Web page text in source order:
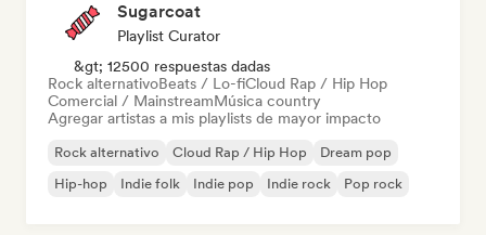
Sugarcoat
Playlist Curator
&gt; 12500 respuestas dadas
Rock alternativoBeats / Lo-fiCloud Rap / Hip Hop
Comercial / MainstreamMúsica country
Agregar artistas a mis playlists de mayor impacto
Rock alternativo Cloud Rap / Hip Hop
Dream pop
Hip-hop
Indie folk Indie pop Indie rock Pop rock